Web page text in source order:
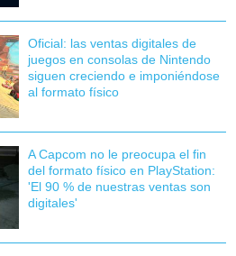
Oficial: las ventas digitales de
juegos en consolas de Nintendo
siguen creciendo e imponiéndose
al formato físico
A Capcom no le preocupa el fin
del formato físico en PlayStation:
'El 90 % de nuestras ventas son
digitales'